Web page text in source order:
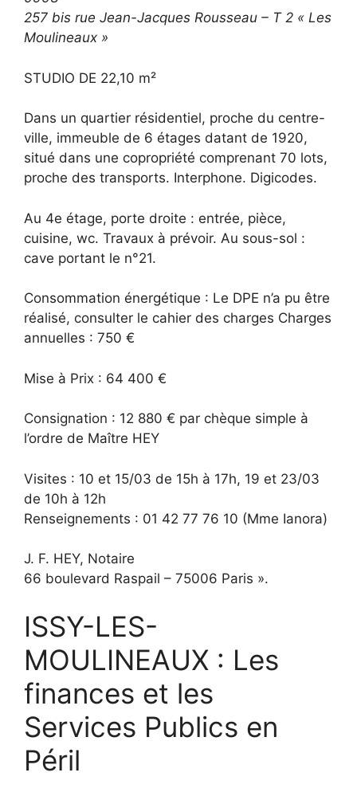
257 bis rue Jean-Jacques Rousseau – T 2 « Les
Moulineaux »
STUDIO DE 22,10 m²
Dans un quartier résidentiel, proche du centre-
ville, immeuble de 6 étages datant de 1920,
situé dans une copropriété comprenant 70 lots,
proche des transports. Interphone. Digicodes.
Au 4e étage, porte droite : entrée, pièce,
cuisine, wc. Travaux à prévoir. Au sous-sol :
cave portant le n°21.
Consommation énergétique : Le DPE n’a pu être
réalisé, consulter le cahier des charges Charges
annuelles : 750 €
Mise à Prix : 64 400 €
Consignation : 12 880 € par chèque simple à
l’ordre de Maître HEY
Visites : 10 et 15/03 de 15h à 17h, 19 et 23/03
de 10h à 12h
Renseignements : 01 42 77 76 10 (Mme Ianora)
J. F. HEY, Notaire
66 boulevard Raspail – 75006 Paris ».
ISSY-LES-
MOULINEAUX : Les
finances et les
Services Publics en
Péril